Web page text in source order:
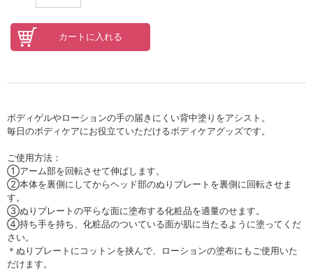
ボディゲルやローションの手の届きにくい背中塗りをアシスト。
毎日のボディケアにお役立ていただけるボディケアグッズです。
ご使用方法：
①アーム部を回転させて伸ばします。
②本体を裏側にしてからヘッド部のぬりプレートを裏側に回転させま
す。
③ぬりプレートの平らな面に塗布する化粧品を適量のせます。
④持ち手を持ち、化粧品のついている面が肌に当たるように塗ってくだ
さい。
＊ぬりプレートにコットンを挟んで、ローションの塗布にもご使用いた
だけます。